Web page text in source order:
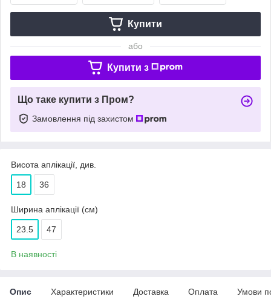
Купити
або
Купити з
Що таке купити з Пром?
Замовлення під захистом
Висота аплікації, див.
18 36
Ширина аплікації (см)
23.5 47
В наявності
Опис Характеристики Доставка Оплата Умови